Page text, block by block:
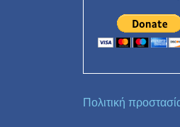
Πολιτική